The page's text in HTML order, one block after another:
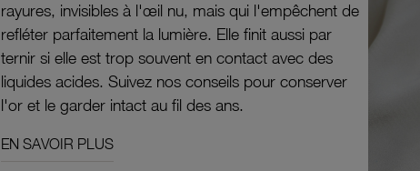
rayures, invisibles à l'œil nu, mais qui l'empêchent de
refléter parfaitement la lumière. Elle finit aussi par
ternir si elle est trop souvent en contact avec des
liquides acides. Suivez nos conseils pour conserver
l'or et le garder intact au fil des ans.
EN SAVOIR PLUS